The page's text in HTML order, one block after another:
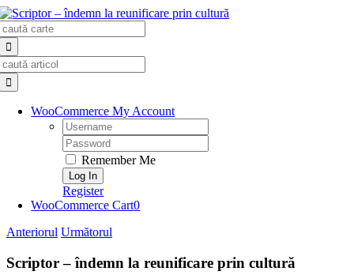
Skip
to
content
WooCommerce My Account
Username:
Password:
Remember Me
Register
WooCommerce Cart0
Anteriorul Următorul
Scriptor – îndemn la reunificare prin cultură